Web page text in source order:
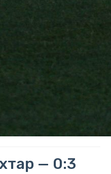
— 0:3